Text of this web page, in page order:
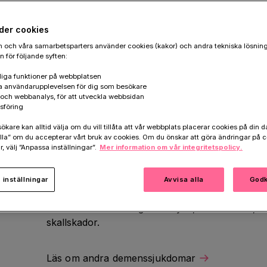
Om Alzheimers sjukdom
Alzheimers sjukdom är den vanligaste
och 70 procent av alla fall. Sjukdomen
proteininlagringar i hjärnan, så kallade
proteinet beta-amyloid, som även förekommer i
Placken uppträder först i hippocampus
sig efterhand till andra delar av hjärnan. I tillägg
strukturer inuti cellkroppen. Dessa består av
eller tangles. Efterhand sprider sig de sjukliga
större del av hjärnans nervceller förtvinar och
Alzheimers sjukdom är hög ålder och ärftlighet.
bland annat vara högt blodtryck, stillasittande,
skallskador.
Läs om andra demenssjukdomar
cookies
och våra samarbetsparters använder cookies (kakor) och andra tekniska
för följande syften:
funktioner på webbplatsen
användarupplevelsen för dig som besökare
webbanalys, för att utveckla webbsidan
kan alltid välja om du vill tillåta att vår webbplats placerar cookies på din
om du accepterar vårt bruk av cookies. Om du önskar att göra ändringar på
välj ”Anpassa inställningar”. Mer information om vår integritetspolicy.
Avvisa alla
inställningar